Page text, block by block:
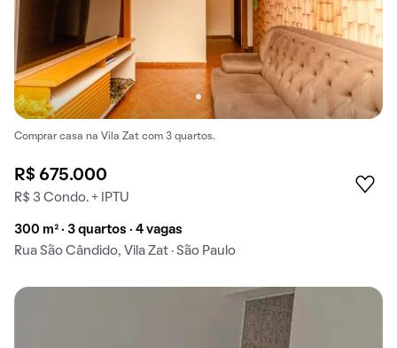
Comprar casa na Vila Zat com 3 quartos.
R$ 675.000
R$ 3 Condo. + IPTU
300 m² · 3 quartos · 4 vagas
Rua São Cândido, Vila Zat · São Paulo